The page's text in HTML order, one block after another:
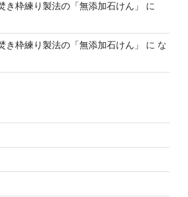
枠練り製法の「無添加石けん」
に
枠練り製法の「無添加石けん」 に な